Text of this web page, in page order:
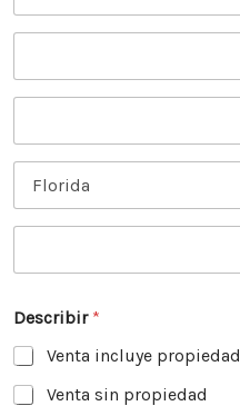
Describir *
Venta incluye propiedad
Venta sin propiedad